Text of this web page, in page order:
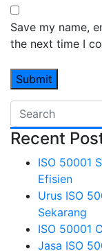
Save my name,
the next time I
Recent
ISO 50001
Efisien
Urus ISO
Sekarang
ISO 50001
Jasa ISO